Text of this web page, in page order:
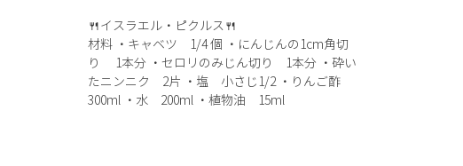
🍴イスラエル・ピクルス🍴
材料 ・キャベツ 1/4 個 ・にんじんの1cm角切
り 1本分 ・セロリのみじん切り 1本分 ・砕い
たニンニク 2片 ・塩 小さじ1/2 ・りんご酢
300ml ・水 200ml ・植物油 15ml